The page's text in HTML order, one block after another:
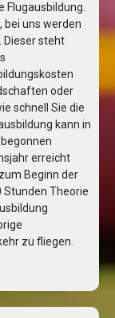
Flugausbildung.
bei uns werden
Dieser steht
oder
schnell Sie die
kann in
erreicht
Beginn der
Stunden Theorie
zu fliegen.